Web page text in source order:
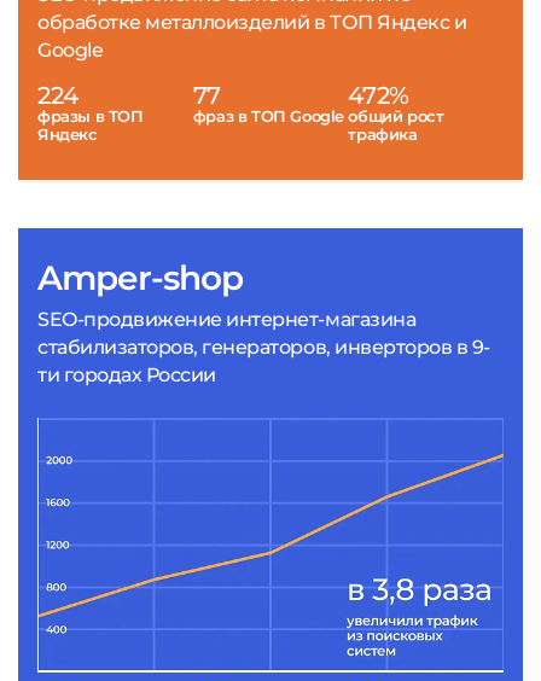
Amper-shop
SEO-продвижение интернет-магазина
стабилизаторов, генераторов, инверторов в 9-
ти городах России
обработке металлоизделий в ТОП Яндекс и
Google
224
фразы в ТОП
Яндекс
77
фраз в ТОП Google
472%
общий рост
трафика